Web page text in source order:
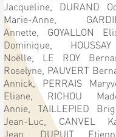
Jacqueline, DURAND
Marie-Anne,
Annette, GOYALLON
Dominique,
Noëlle, LE ROY
Roselyne, PAUVERT
Annick, PERRAIS
Eliane, RICHOU
Annie,TAILLEPIED
Jean-Luc, CANVEL
Jean, DUPUIT